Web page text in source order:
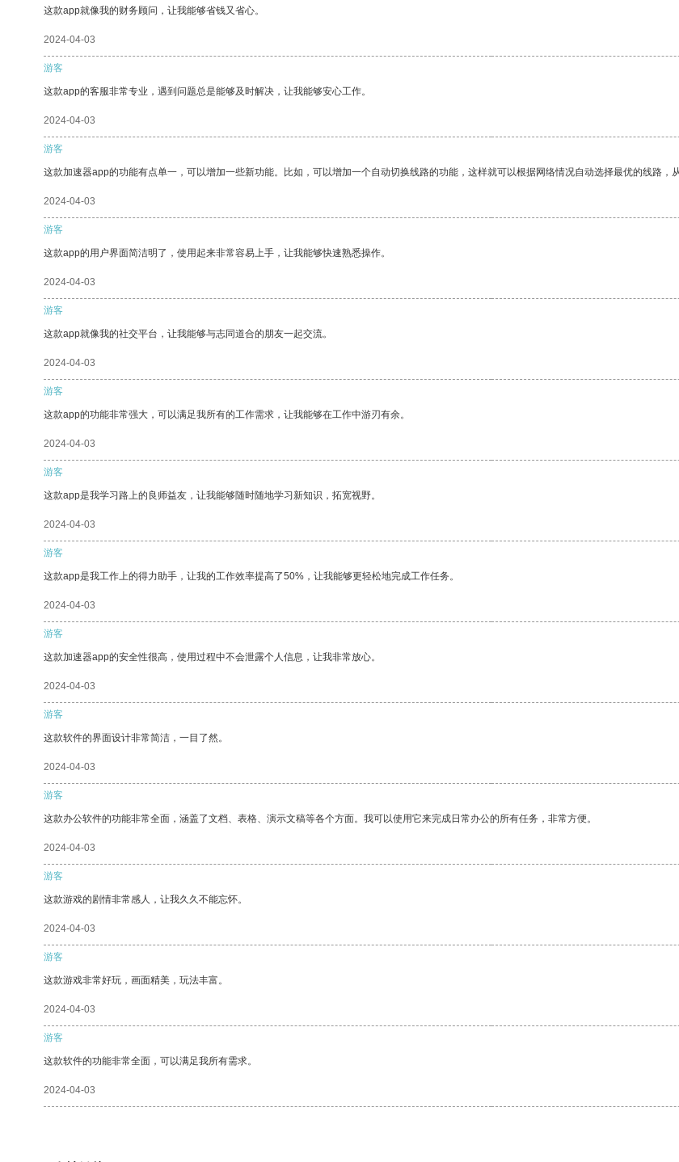
这款app就像我的财务顾问，让我能够省钱又省心。
2024-04-03
游客
这款app的客服非常专业，遇到问题总是能够及时解决，让我能够安心工作。
2024-04-03
游客
这款加速器app的功能有点单一，可以增加一些新功能。比如，可以增加一个自动切换线路的功能，这样就可以根据网络情况自动选择最优的线路，
2024-04-03
游客
这款app的用户界面简洁明了，使用起来非常容易上手，让我能够快速熟悉操作。
2024-04-03
游客
这款app就像我的社交平台，让我能够与志同道合的朋友一起交流。
2024-04-03
游客
这款app的功能非常强大，可以满足我所有的工作需求，让我能够在工作中游刃有余。
2024-04-03
游客
这款app是我学习路上的良师益友，让我能够随时随地学习新知识，拓宽视野。
2024-04-03
游客
这款app是我工作上的得力助手，让我的工作效率提高了50%，让我能够更轻松地完成工作任务。
2024-04-03
游客
这款加速器app的安全性很高，使用过程中不会泄露个人信息，让我非常放心。
2024-04-03
游客
这款软件的界面设计非常简洁，一目了然。
2024-04-03
游客
这款办公软件的功能非常全面，涵盖了文档、表格、演示文稿等各个方面。我可以使用它来完成日常办公的所有任务，非常方便。
2024-04-03
游客
这款游戏的剧情非常感人，让我久久不能忘怀。
2024-04-03
游客
这款游戏非常好玩，画面精美，玩法丰富。
2024-04-03
游客
这款软件的功能非常全面，可以满足我所有需求。
2024-04-03